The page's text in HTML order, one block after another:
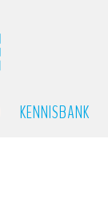
KENNISBANK